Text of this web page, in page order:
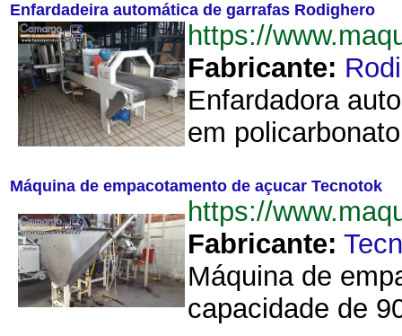
Enfardadeira automática de garrafas Rodighero
https://
Fabricante:
Enfardadora
em
Máquina de empacotamento de açucar Tecnotok
https://
Fabricante:
Máquina de
capacidade de